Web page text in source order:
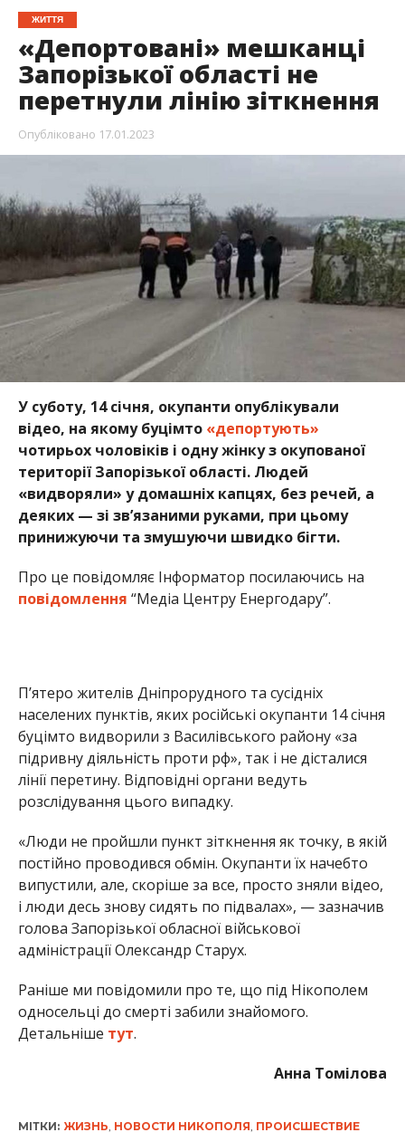
ЖИТТЯ
«Депортовані» мешканці
Запорізької області не
перетнули лінію зіткнення
Опубліковано 17.01.2023
У суботу, 14 січня, окупанти опублікували
відео, на якому буцімто «депортують»
чотирьох чоловіків і одну жінку з окупованої
території Запорізької області. Людей
«видворяли» у домашніх капцях, без речей, а
деяких — зі зв’язаними руками, при цьому
принижуючи та змушуючи швидко бігти.
Про це повідомляє Інформатор посилаючись на
повідомлення “Медіа Центру Енергодару”.
П’ятеро жителів Дніпрорудного та сусідніх
населених пунктів, яких російські окупанти 14 січня
буцімто видворили з Василівського району «за
підривну діяльність проти рф», так і не дісталися
лінії перетину. Відповідні органи ведуть
розслідування цього випадку.
«Люди не пройшли пункт зіткнення як точку, в якій
постійно проводився обмін. Окупанти їх начебто
випустили, але, скоріше за все, просто зняли відео,
і люди десь знову сидять по підвалах», — зазначив
голова Запорізької обласної військової
адміністрації Олександр Старух.
Раніше ми повідомили про те, що під Нікополем
односельці до смерті забили знайомого.
Детальніше тут.
Анна Томілова
МІТКИ: ЖИЗНЬ, НОВОСТИ НИКОПОЛЯ, ПРОИСШЕСТВИЕ